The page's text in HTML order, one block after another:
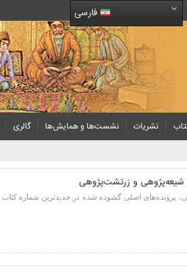
فارسی
نشریات نشست‌ها و همایش‌ها گالری
شیعه‌پژوهی و زرتشت‌پژوهی
پرونده‌های اصلی گشوده شده در جدیدترین شماره کتاب